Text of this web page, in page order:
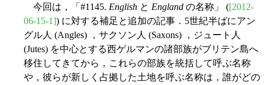
今回は，「#1145. English と England の名称」 ([2012-
06-15-1]) に対する補足と追加の記事．5世紀半ばにアン
グル人 (Angles) ，サクソン人 (Saxons) ，ジュート人
(Jutes) を中心とする西ゲルマンの諸部族がブリテン島へ
移住してきてから，これらの部族を統括して呼ぶ名称
や，彼らが新しく占拠した土地を呼ぶ名称は，誰がどの